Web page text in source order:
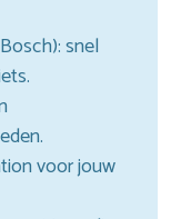
snel
voor jouw